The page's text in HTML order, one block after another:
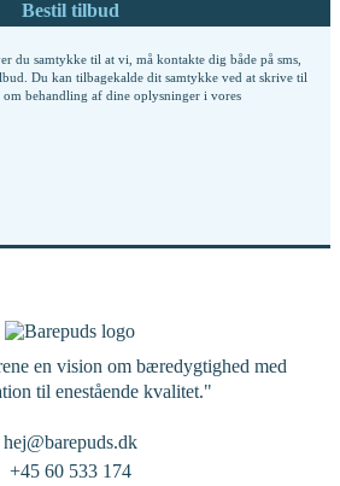
du samtykke til at vi, må kontakte dig både på sms,
Du kan tilbagekalde dit samtykke ved at skrive til
om behandling af dine oplysninger i vores
en vision om bæredygtighed med
til enestående kvalitet."
hej@barepuds.dk
+45 60 533 174